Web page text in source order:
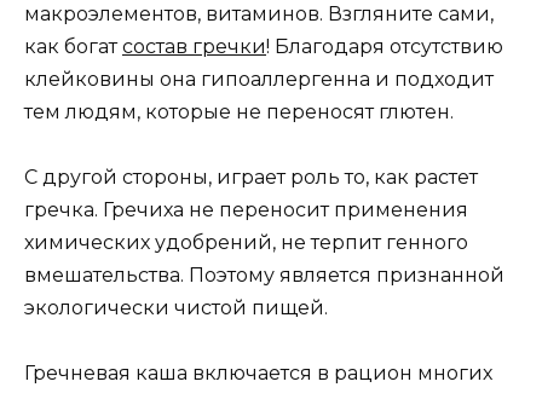
макроэлементов, витаминов. Взгляните сами,
как богатсостав гречки! Благодаря отсутствию
клейковины она гипоаллергенна и подходит
тем людям, которые не переносят глютен.
С другой стороны, играет роль то, как растет
гречка. Гречиха не переносит применения
химических удобрений, не терпит генного
вмешательства. Поэтому является признанной
экологически чистой пищей.
Гречневая каша включается в рацион многих